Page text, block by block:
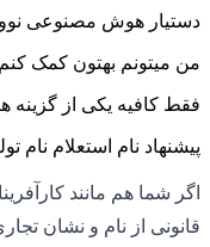
دستیار هوش مصنوعی
من میتونم بهتون کمک
فقط کافیه یکی از گزینه
پیشنهاد نام استعلام نام
اگر شما هم مانند
قانونی از نام و نشان